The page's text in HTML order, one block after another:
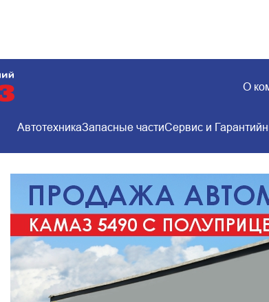
О
АвтотехникаЗапасные частиСервис и